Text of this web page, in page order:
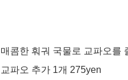
매콤한 훠궈 국물로 교파오를
교파오 추가 1개 275yen